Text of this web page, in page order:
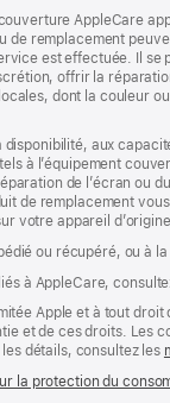
AppleCare
de remplacement
est effectuée. Il
offrir la
dont la couleur
aux
à l’équipement
de l’écran ou
de remplacement
votre appareil
ou récupéré, ou à
à AppleCare,
Apple et à tout
et de ces droits. Les
détails, consultez les
la protection du